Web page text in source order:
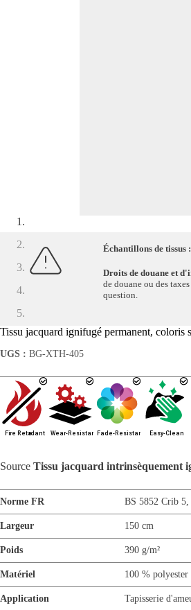
Échantillons de tissus :
Droits de douane et
de douane ou des
question.
Tissu jacquard ignifugé permanent, coloris
UGS : BG-XTH-405
Source Tissu jacquard intrinsèquement
Norme FR BS 5852 Crib 5
Largeur 150 cm
Poids 390 g/m²
Matériel 100 %
Application Tapisserie